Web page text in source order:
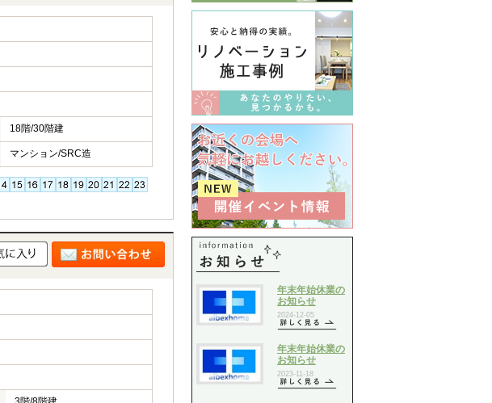
18階/30階建
マンション/SRC造